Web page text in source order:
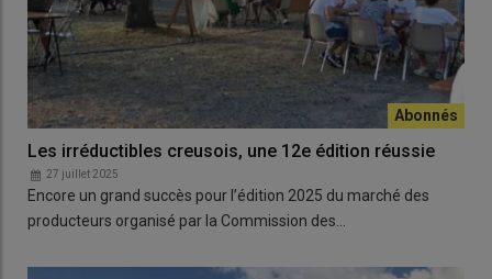
Les irréductibles creusois, une 12e édition réussie
27 juillet 2025
Encore un grand succès pour l’édition 2025 du marché des
producteurs organisé par la Commission des…